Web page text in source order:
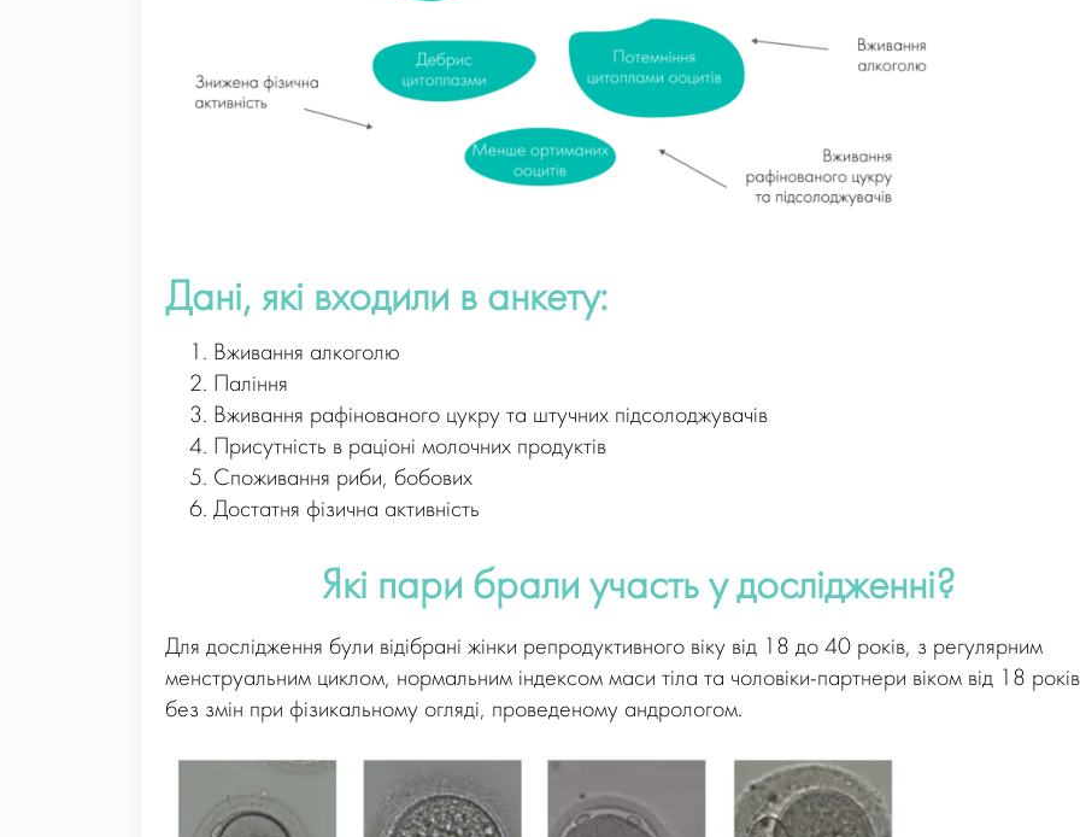
Дані, які входили в анкету:
Вживання алкоголю
Паління
Вживання рафінованого цукру та штучних підсолоджувачів
Присутність в раціоні молочних продуктів
Споживання риби, бобових
Достатня фізична активність
Які пари брали участь у дослідженні?
Для дослідження були відібрані жінки репродуктивного віку від 18 до 40 років, з регулярним
менструальним циклом, нормальним індексом маси тіла та чоловіки-партнери віком від 18
без змін при фізикальному огляді, проведеному андрологом.